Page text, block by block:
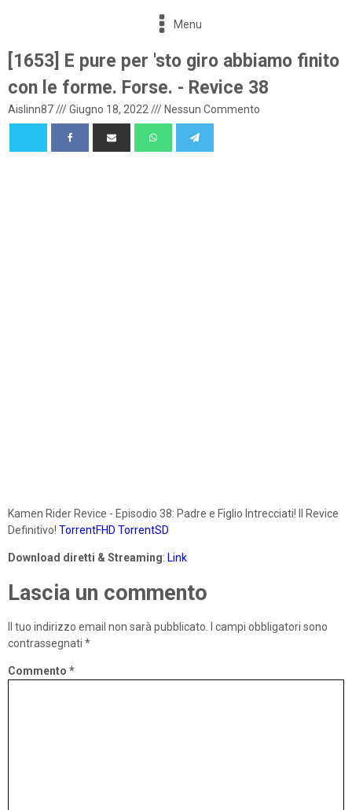
Menu
[1653] E pure per 'sto giro abbiamo finito
con le forme. Forse. - Revice 38
Aislinn87///Giugno 18, 2022 /// Nessun Commento
Kamen Rider Revice - Episodio 38: Padre e Figlio Intrecciati! Il Revice
Definitivo! TorrentFHD TorrentSD
Download diretti & Streaming: Link
Lascia un commento
Il tuo indirizzo email non sarà pubblicato.
I campi obbligatori sono
contrassegnati *
Commento *